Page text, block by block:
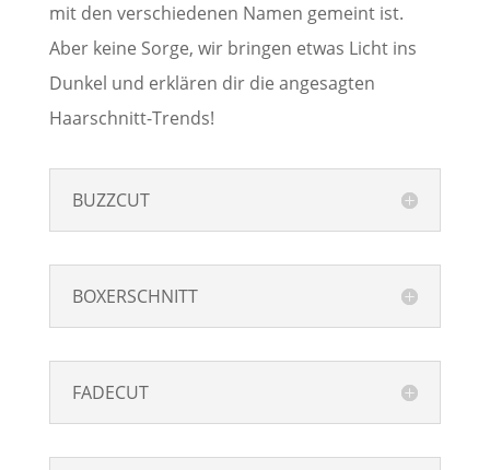
mit den verschiedenen Namen gemeint ist.
Aber keine Sorge, wir bringen etwas Licht ins
Dunkel und erklären dir die angesagten
Haarschnitt-Trends!
BUZZCUT
BOXERSCHNITT
FADECUT